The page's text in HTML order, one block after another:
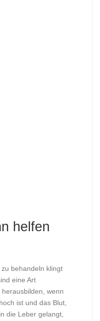
helfen
behandeln klingt
eine Art
wenn
ist und das Blut,
die Leber gelangt,